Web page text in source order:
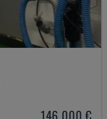
146.000 €